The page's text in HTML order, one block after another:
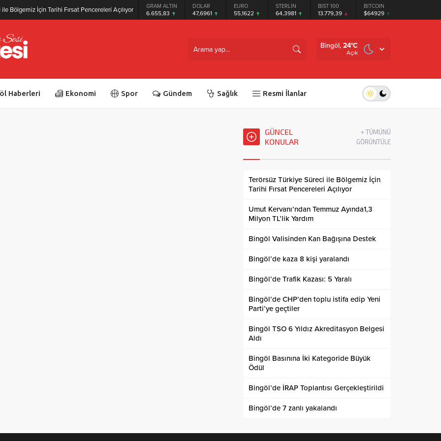
Bölgemiz İçin Tarihi Fırsat Pencereleri Açılıyor GRAM ALTIN
6.655,83
DOLAR
47,6961
EURO
55,1622
STERLİN
64,3981
BIST 100
13.779,39
BITCOIN
$64929
Bingöl, 24°C
Açık
Haberleri Ekonomi Spor Gündem Sağlık Resmi İlanlar
GÜNCEL
KONULAR
+ TÜMÜNÜ
GÖRÜNTÜLE
Terörsüz Türkiye Süreci ile Bölgemiz İçin
Tarihi Fırsat Pencereleri Açılıyor
Umut Kervanı’ndan Temmuz Ayında1,3
Milyon TL’lik Yardım
Bingöl Valisinden Kan Bağışına Destek
Bingöl’de kaza 8 kişi yaralandı
Bingöl’de Trafik Kazası: 5 Yaralı
Bingöl’de CHP’den toplu istifa edip Yeni
Parti’ye geçtiler
Bingöl TSO 6 Yıldız Akreditasyon Belgesi
Aldı
Bingöl Basınına İki Kategoride Büyük
Ödül
Bingöl’de İRAP Toplantısı Gerçekleştirildi
Bingöl’de 7 zanlı yakalandı